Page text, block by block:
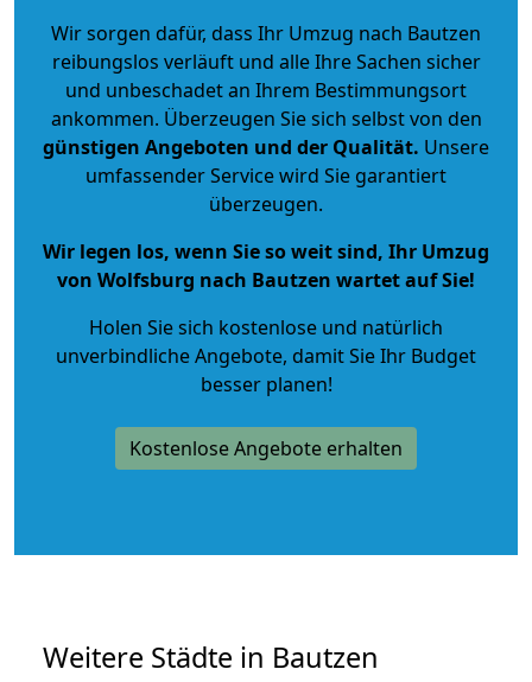
Wir sorgen dafür, dass Ihr Umzug nach Bautzen
reibungslos verläuft und alle Ihre Sachen sicher
und unbeschadet an Ihrem Bestimmungsort
ankommen. Überzeugen Sie sich selbst von den
günstigen Angeboten und der Qualität. Unsere
umfassender Service wird Sie garantiert
überzeugen.
Wir legen los, wenn Sie so weit sind, Ihr Umzug
von Wolfsburg nach Bautzen wartet auf Sie!
Holen Sie sich kostenlose und natürlich
unverbindliche Angebote, damit Sie Ihr Budget
besser planen!
Kostenlose Angebote erhalten
Weitere Städte in Bautzen